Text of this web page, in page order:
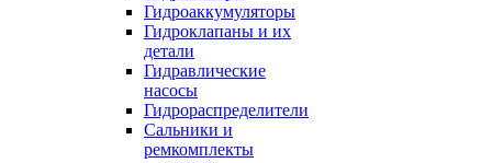
Гидроаккумуляторы
Гидроклапаны и их
детали
Гидравлические
насосы
Гидрораспределители
Сальники и
ремкомплекты